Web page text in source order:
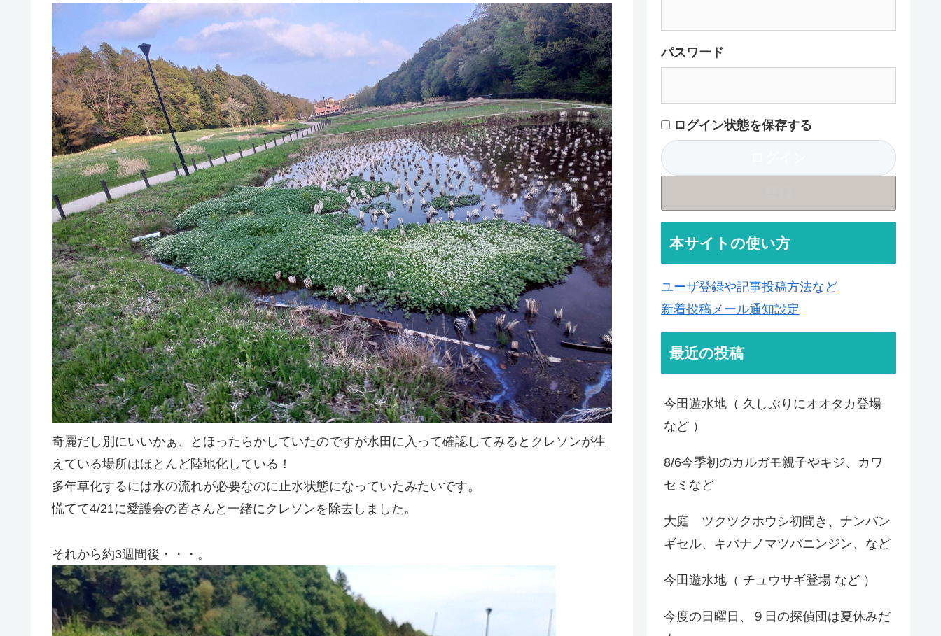
奇麗だし別にいいかぁ、とほったらかしていたのですが水田に入って確認してみるとクレソンが生
えている場所はほとんど陸地化している！
多年草化するには水の流れが必要なのに止水状態になっていたみたいです。
慌てて4/21に愛護会の皆さんと一緒にクレソンを除去しました。
それから約3週間後・・・。
パスワード
ログイン状態を保存する
本サイトの使い方
ユーザ登録や記事投稿方法など
新着投稿メール通知設定
最近の投稿
今田遊水地（ 久しぶりにオオタカ登場
など ）
8/6今季初のカルガモ親子やキジ、カワ
セミなど
大庭 ツクツクホウシ初聞き、ナンバン
ギセル、キバナノマツバニンジン、など
今田遊水地（ チュウサギ登場 など ）
今度の日曜日、９日の探偵団は夏休みだ